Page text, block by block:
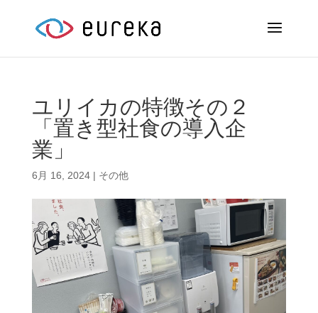
ユリイカの特徴その２
「置き型社食の導入企
業」
6月 16, 2024| その他